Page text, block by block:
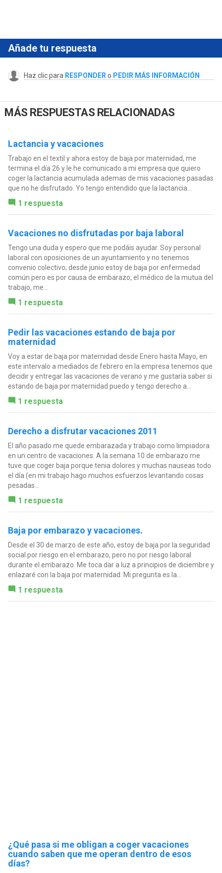
Añade tu respuesta
Haz clic para RESPONDER o PEDIR MÁS INFORMACIÓN
MÁS RESPUESTAS RELACIONADAS
Lactancia y vacaciones
Trabajo en el textil y ahora estoy de baja por maternidad, me
termina el día 26 y le he comunicado a mi empresa que quiero
coger la lactancia acumulada ademas de mis vacaciones pasadas
que no he disfrutado. Yo tengo entendido que la lactancia...
1 respuesta
Vacaciones no disfrutadas por baja laboral
Tengo una duda y espero que me podáis ayudar. Soy personal
laboral con oposiciones de un ayuntamiento y no tenemos
convenio colectivo; desde junio estoy de baja por enfermedad
común pero es por causa de embarazo, el médico de la mutua del
trabajo, me...
1 respuesta
Pedir las vacaciones estando de baja por
maternidad
Voy a estar de baja por maternidad desde Enero hasta Mayo, en
este intervalo a mediados de febrero en la empresa tenemos que
decidir y entregar las vacaciones de verano y me gustaría saber si
estando de baja por maternidad puedo y tengo derecho a...
1 respuesta
Derecho a disfrutar vacaciones 2011
El año pasado me quede embarazada y trabajo como limpiadora
en un centro de vacaciones. A la semana 10 de embarazo me
tuve que coger baja porque tenia dolores y muchas nauseas todo
el día (en mi trabajo hago muchos esfuerzos levantando cosas
pesadas...
1 respuesta
Baja por embarazo y vacaciones.
Desde el 30 de marzo de este año, estoy de baja por la seguridad
social por riesgo en el embarazo, pero no por riesgo laboral
durante el embarazo. Me toca dar a luz a principios de diciembre y
enlazaré con la baja por maternidad. Mi pregunta es la...
1 respuesta
¿Qué pasa si me obligan a coger vacaciones
cuando saben que me operan dentro de esos
días?